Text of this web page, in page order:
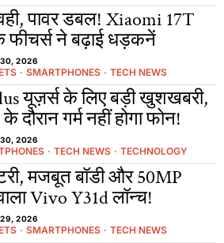
पावर डबल! Xiaomi 17T
ने बढ़ाई धड़कनें
2026
· SMARTPHONES · TECH NEWS
यूज़र्स के लिए बड़ी खुशखबरी,
के दौरान गर्म नहीं होगा फोन!
2026
· TECH NEWS · TECHNOLOGY
मजबूत बॉडी और 50MP
Vivo Y31d लॉन्च!
2026
· SMARTPHONES · TECH NEWS